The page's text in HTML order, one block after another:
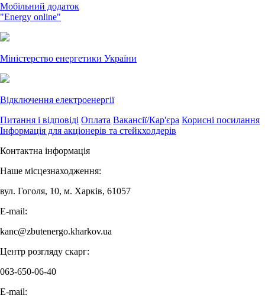
Мобільний додаток
"Energy online"
Міністерство енергетики України
Відключення електроенергії
Питання і відповіді Оплата Вакансії/Кар'єра Корисні посилання
Інформація для акціонерів та стейкхолдерів
Контактна інформація
Наше місцезнаходження:
вул. Гоголя, 10, м. Харків, 61057
E-mail:
kanc@zbutenergo.kharkov.ua
Центр розгляду скарг:
063-650-06-40
E-mail: